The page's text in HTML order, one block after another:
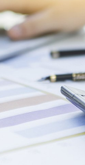
estreme
Cosa sta
degli asset?